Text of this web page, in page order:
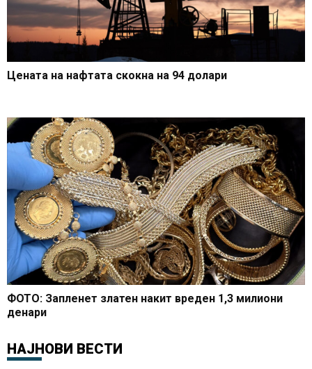
Цената на нафтата скокна на 94 долари
ФОТО: Запленет златен накит вреден 1,3 милиони
денари
НАЈНОВИ ВЕСТИ